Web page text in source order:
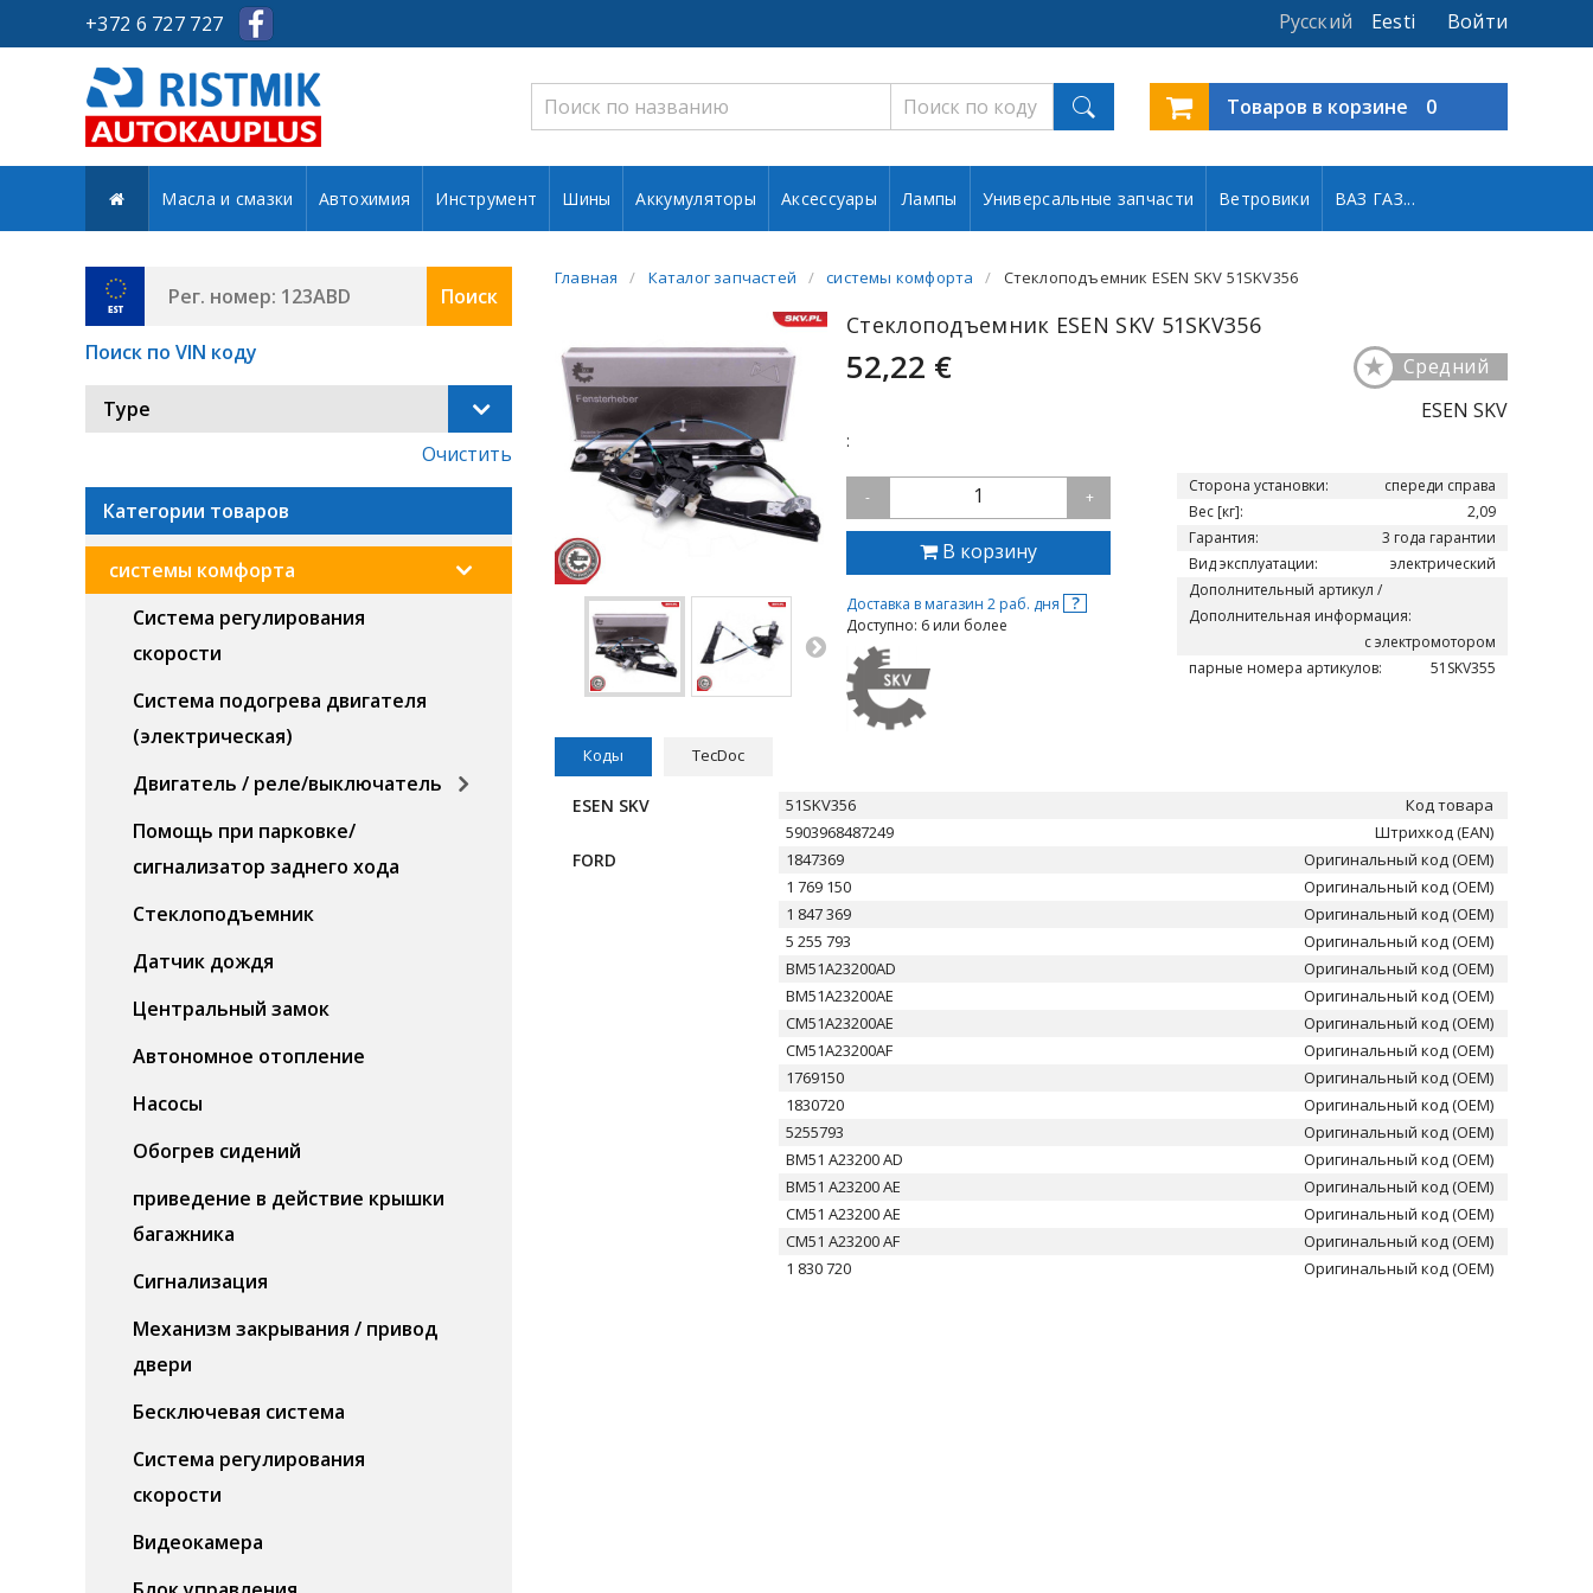
+372 6 727 727 Войти
Eesti
Русский
Товаров в корзине 0
Масла и смазки Автохимия Инструмент Шины Аккумуляторы Аксессуары Лампы Универсальные запчасти Ветровики ВАЗ ГАЗ...
Поиск
Поиск по VIN коду
Type
Очистить
Категории товаров
системы комфорта
Система регулирования
скорости
Система подогрева двигателя
(электрическая)
Двигатель / реле/выключатель
Помощь при парковке/
сигнализатор заднего хода
Стеклоподъемник
Датчик дождя
Центральный замок
Автономное отопление
Насосы
Обогрев сидений
приведение в действие крышки
багажника
Сигнализация
Механизм закрывания / привод
двери
Бесключевая система
Система регулирования
скорости
Видеокамера
Главная Каталог запчастей системы комфорта Стеклоподъемник ESEN SKV 51SKV356
Стеклоподъемник ESEN SKV 51SKV356
52,22 € Средний
★
ESEN SKV
:
- 1 +
В корзину
Доставка в магазин 2 раб. дня ?
Доступно: 6 или более
Сторона установки:
спереди справа
Вес [кг]:
2,09
Гарантия:
3 года гарантии
Вид эксплуатации:
электрический
Дополнительный артикул /
Дополнительная информация:
с электромотором
парные номера артикулов:
51SKV355
Коды TecDoc
ESEN SKV 51SKV356
Код товара
5903968487249
Штрихкод (EAN)
FORD 1847369
Оригинальный код (OEM)
1 769 150
Оригинальный код (OEM)
1 847 369
Оригинальный код (OEM)
5 255 793
Оригинальный код (OEM)
BM51A23200AD
Оригинальный код (OEM)
BM51A23200AE
Оригинальный код (OEM)
CM51A23200AE
Оригинальный код (OEM)
CM51A23200AF
Оригинальный код (OEM)
1769150
Оригинальный код (OEM)
1830720
Оригинальный код (OEM)
5255793
Оригинальный код (OEM)
BM51 A23200 AD
Оригинальный код (OEM)
BM51 A23200 AE
Оригинальный код (OEM)
CM51 A23200 AE
Оригинальный код (OEM)
CM51 A23200 AF
Оригинальный код (OEM)
1 830 720
Оригинальный код (OEM)